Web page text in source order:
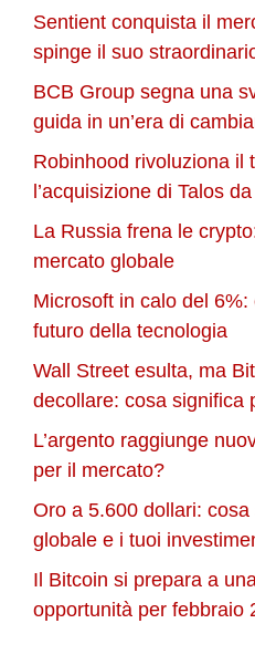
Sentient conquista il
spinge il suo
BCB Group segna una
guida in un’era di
Robinhood rivoluziona il
l’acquisizione di Talos
La Russia frena le
mercato globale
Microsoft in calo del
futuro della tecnologia
Wall Street esulta, ma
decollare: cosa significa
L’argento raggiunge
per il mercato?
Oro a 5.600 dollari:
globale e i tuoi
Il Bitcoin si prepara a
opportunità per febbraio